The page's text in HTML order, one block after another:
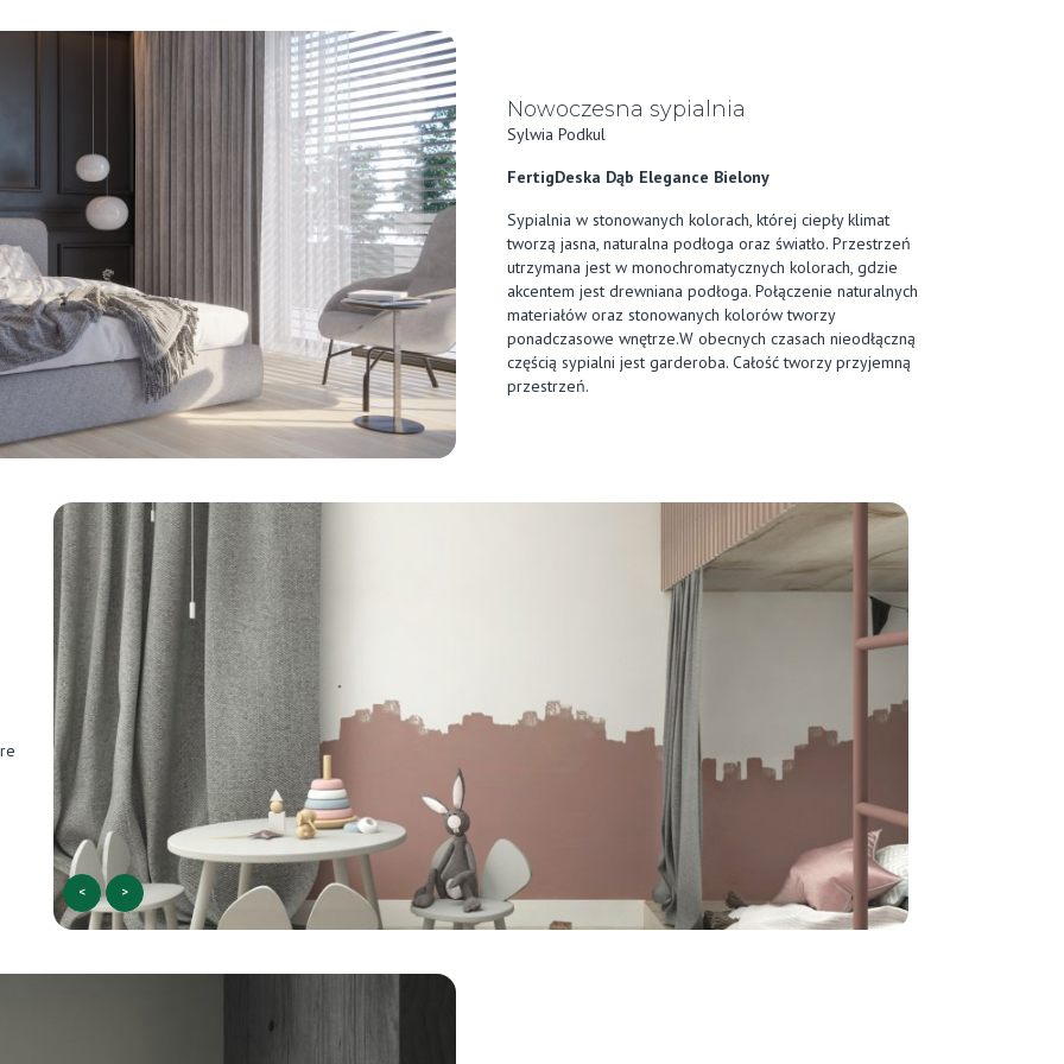
Nowoczesna sypialnia
Sylwia Podkul
FertigDeska Dąb Elegance Bielony
Sypialnia w stonowanych kolorach, której ciepły klimat
tworzą jasna, naturalna podłoga oraz światło. Przestrzeń
utrzymana jest w monochromatycznych kolorach, gdzie
akcentem jest drewniana podłoga. Połączenie naturalnych
materiałów oraz stonowanych kolorów tworzy
ponadczasowe wnętrze.W obecnych czasach nieodłączną
częścią sypialni jest garderoba. Całość tworzy przyjemną
przestrzeń.
< >